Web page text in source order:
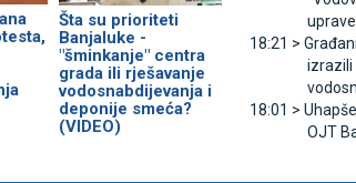
Šta su prioriteti
Banjaluke -
"šminkanje" centra
grada ili rješavanje
vodosnabdijevanja i
deponije smeća?
(VIDEO)
uprave
18:21 >
izrazili
18:01 >
OЈT